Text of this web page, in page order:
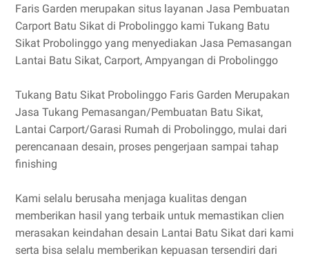
Faris Garden merupakan situs layanan Jasa Pembuatan
Carport Batu Sikat di Probolinggo kami Tukang Batu
Sikat Probolinggo yang menyediakan Jasa Pemasangan
Lantai Batu Sikat, Carport, Ampyangan di Probolinggo
Tukang Batu Sikat Probolinggo Faris Garden Merupakan
Jasa Tukang Pemasangan/Pembuatan Batu Sikat,
Lantai Carport/Garasi Rumah di Probolinggo, mulai dari
perencanaan desain, proses pengerjaan sampai tahap
finishing
Kami selalu berusaha menjaga kualitas dengan
memberikan hasil yang terbaik untuk memastikan clien
merasakan keindahan desain Lantai Batu Sikat dari kami
serta bisa selalu memberikan kepuasan tersendiri dari